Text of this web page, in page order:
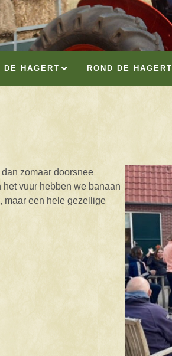
DE HAGERT ROND DE HAGERT
zomaar doorsnee
vuur hebben we banaan
maar een hele gezellige